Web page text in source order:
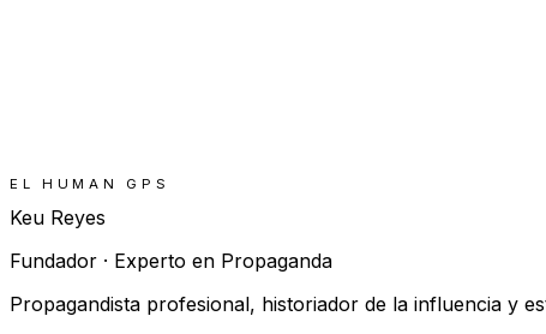
EL HUMAN GPS
Keu Reyes
Fundador · Experto en Propaganda
Propagandista profesional, historiador de la influencia y